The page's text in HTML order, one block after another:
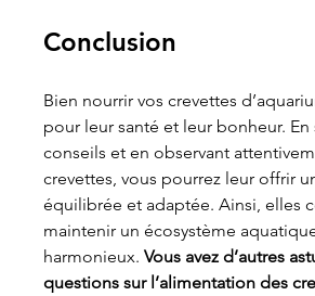
Conclusion
Bien nourrir vos crevettes
pour leur santé et leur bonheur. En
conseils et en observant
crevettes, vous pourrez leur offrir
équilibrée et adaptée. Ainsi, elles
maintenir un écosystème
harmonieux. Vous avez d’autres
questions sur l’alimentation des